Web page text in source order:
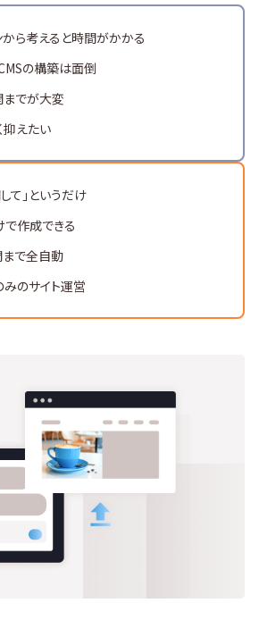
ら考えると時間がかかる
の構築は面倒
までが大変
抑えたい
て」というだけ
作成できる
まで全自動
のサイト運営